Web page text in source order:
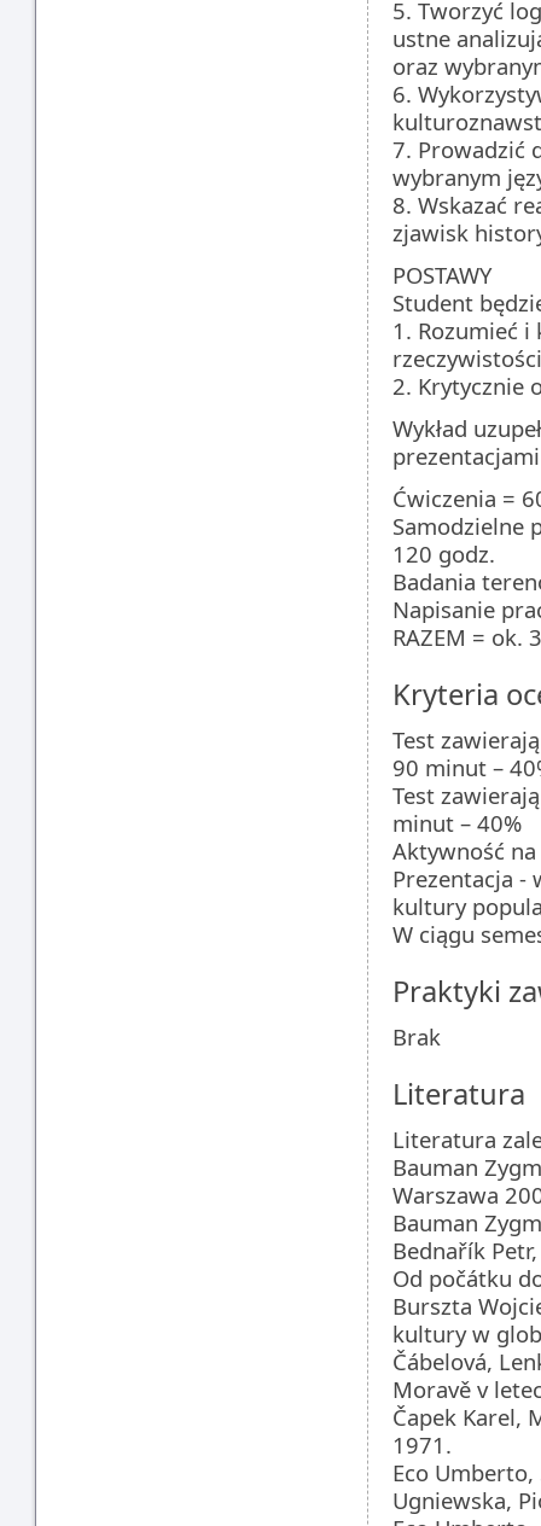
5. Tworzyć
ustne
oraz
6.
7. Prowadzić
wybranym
8. Wskazać
zjawisk
POSTAWY
Student
1. Rozumieć
rzeczywistości
2. Krytycznie
Wykład
Ćwiczenia =
Samodzielne
120 godz.
Badania
Napisanie
RAZEM = ok.
Kryteria
Test
90 minut –
Test
minut – 40%
Aktywność
Prezentacja -
kultury
W ciągu
Praktyki
Brak
Literatura
Literatura
Bauman
Warszawa
Bauman
Bednařík
Od počátku
Burszta
kultury w
Čábelová,
Moravě v
Čapek Karel,
1971.
Eco Umberto,
Ugniewska,